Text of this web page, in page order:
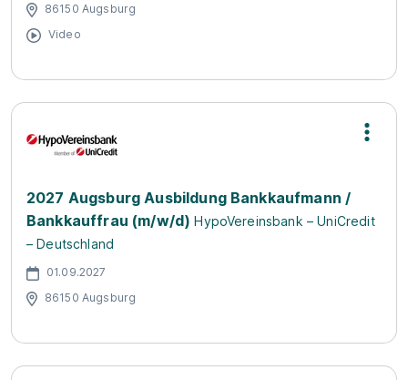
86150 Augsburg
Video
2027 Augsburg Ausbildung Bankkaufmann /
Bankkauffrau (m/w/d) HypoVereinsbank – UniCredit
– Deutschland
01.09.2027
86150 Augsburg